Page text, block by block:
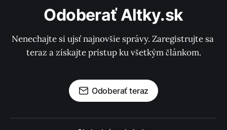
Odoberať Altky.sk
Nenechajte si ujsť najnovšie správy. Zaregistrujte sa
teraz a získajte prístup ku všetkým článkom.
Odoberať teraz